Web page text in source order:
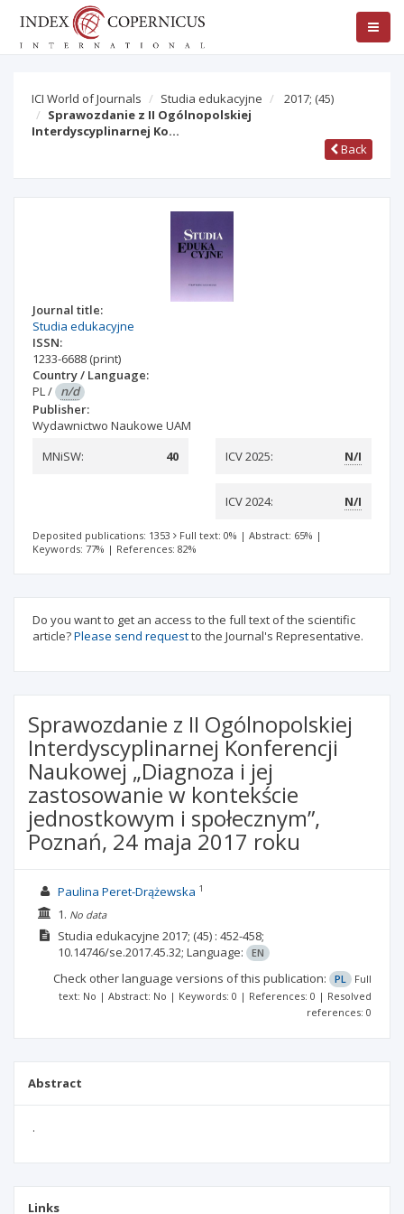
ICI World of Journals Studia edukacyjne 2017; (45)
Sprawozdanie z II Ogólnopolskiej
Interdyscyplinarnej Ko…
Back
Journal title:
Studia edukacyjne
ISSN:
1233-6688 (print)
Country / Language:
PL/ n/d
Publisher:
Wydawnictwo Naukowe UAM
MNiSW:
40 ICV 2025: N/I
ICV 2024: N/I
Deposited publications: 1353 Full text: 0% | Abstract: 65% |
Keywords: 77% | References: 82%
Do you want to get an access to the full text of the scientific
article?Please send requestto the Journal's Representative.
Sprawozdanie z II Ogólnopolskiej
Interdyscyplinarnej Konferencji
Naukowej „Diagnoza i jej
zastosowanie w kontekście
jednostkowym i społecznym”,
Poznań, 24 maja 2017 roku
Paulina Peret-Drążewska 1
1. No data
Studia edukacyjne 2017; (45) : 452-458;
10.14746/se.2017.45.32; Language: EN
Check other language versions of this publication: PL
Full
text: No | Abstract: No | Keywords: 0 | References: 0 | Resolved
references: 0
Abstract
.
Links